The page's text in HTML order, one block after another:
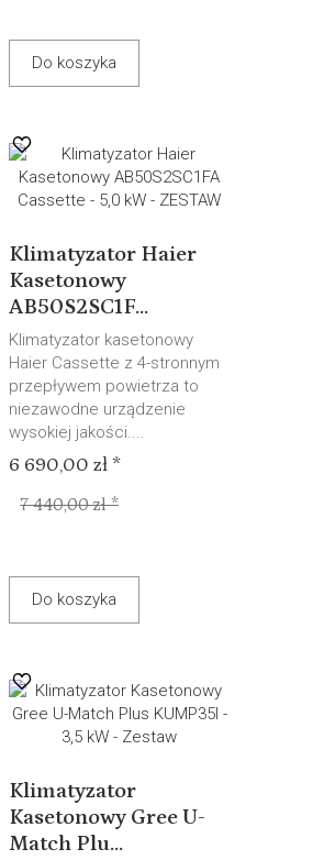
Do koszyka
Klimatyzator Haier
Kasetonowy
AB50S2SC1F...
Klimatyzator kasetonowy
Haier Cassette z 4-stronnym
przepływem powietrza to
niezawodne urządzenie
wysokiej jakości....
6 690,00 zł *
7 440,00 zł *
Do koszyka
Klimatyzator
Kasetonowy Gree U-
Match Plu...